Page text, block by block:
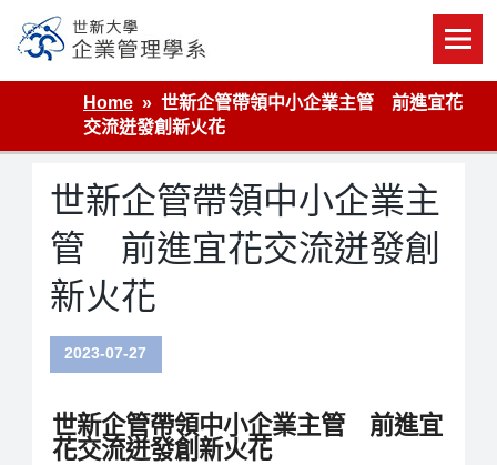
content
世新大學企業管理學系
Home
世新企管帶領中小企業主管 前進宜花
交流迸發創新火花
世新企管帶領中小企業主
管 前進宜花交流迸發創
新火花
2023-07-27
世新企管帶領中小企業主管 前進宜
花交流迸發創新火花